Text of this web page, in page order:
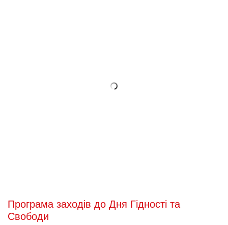
Програма заходів до Дня Гідності та
Свободи